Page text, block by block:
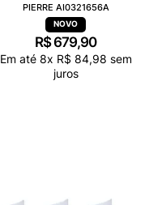
PIERRE AI0321656A
R$ 679,90
Em até 8x R$ 84,98 sem
juros